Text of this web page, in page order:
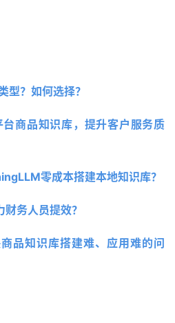
型？如何选择？
商品知识库，提升客户服务质
零成本搭建本地知识库？
务人员提效？
品知识库搭建难、应用难的问